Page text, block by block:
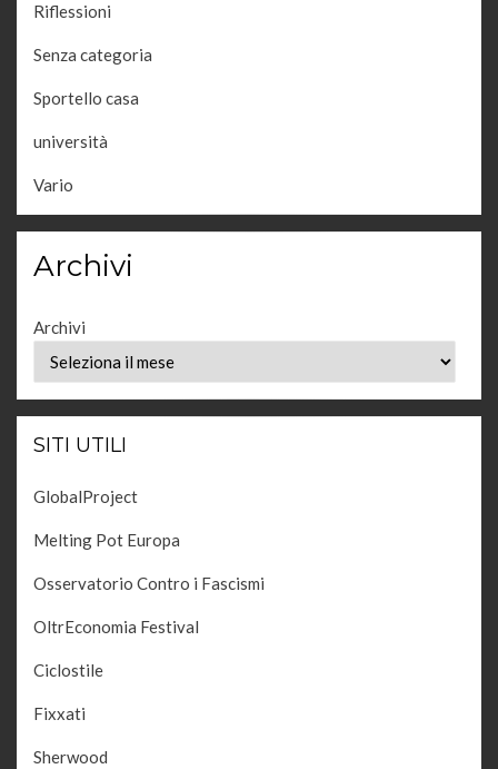
Riflessioni
Senza categoria
Sportello casa
università
Vario
Archivi
Archivi
SITI UTILI
GlobalProject
Melting Pot Europa
Osservatorio Contro i Fascismi
OltrEconomia Festival
Ciclostile
Fixxati
Sherwood